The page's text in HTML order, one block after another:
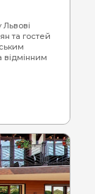
та гостей
відмінним